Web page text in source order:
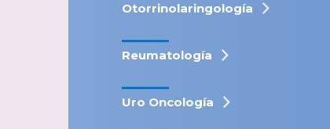
Otorrinolaringología
Reumatología
Uro Oncología